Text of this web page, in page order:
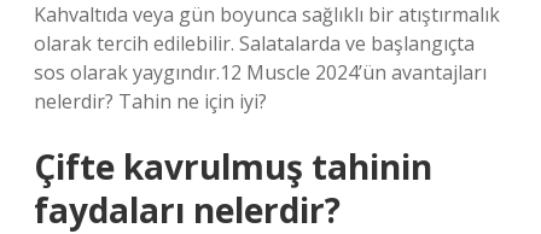
Kahvaltıda veya gün boyunca sağlıklı bir atıştırmalık
olarak tercih edilebilir. Salatalarda ve başlangıçta
sos olarak yaygındır.12 Muscle 2024’ün avantajları
nelerdir? Tahin ne için iyi?
Çifte kavrulmuş tahinin
faydaları nelerdir?